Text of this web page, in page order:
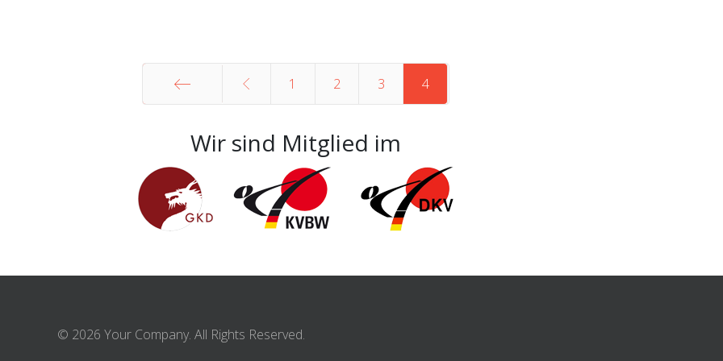
1 2 3 4
Wir sind Mitglied im
© 2026 Your Company. All Rights Reserved.